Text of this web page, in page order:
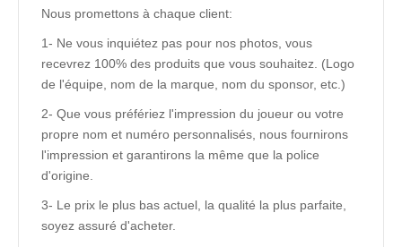
Nous promettons à chaque client:
1- Ne vous inquiétez pas pour nos photos, vous
recevrez 100% des produits que vous souhaitez. (Logo
de l'équipe, nom de la marque, nom du sponsor, etc.)
2- Que vous préfériez l'impression du joueur ou votre
propre nom et numéro personnalisés, nous fournirons
l'impression et garantirons la même que la police
d'origine.
3- Le prix le plus bas actuel, la qualité la plus parfaite,
soyez assuré d'acheter.